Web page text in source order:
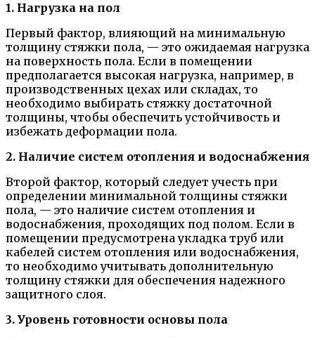
1. Нагрузка на пол
Первый фактор, влияющий на минимальную
толщину стяжки пола, — это ожидаемая нагрузка
на поверхность пола. Если в помещении
предполагается высокая нагрузка, например, в
производственных цехах или складах, то
необходимо выбирать стяжку достаточной
толщины, чтобы обеспечить устойчивость и
избежать деформации пола.
2. Наличие систем отопления и водоснабжения
Второй фактор, который следует учесть при
определении минимальной толщины стяжки
пола, — это наличие систем отопления и
водоснабжения, проходящих под полом. Если в
помещении предусмотрена укладка труб или
кабелей систем отопления или водоснабжения,
то необходимо учитывать дополнительную
толщину стяжки для обеспечения надежного
защитного слоя.
3. Уровень готовности основы пола